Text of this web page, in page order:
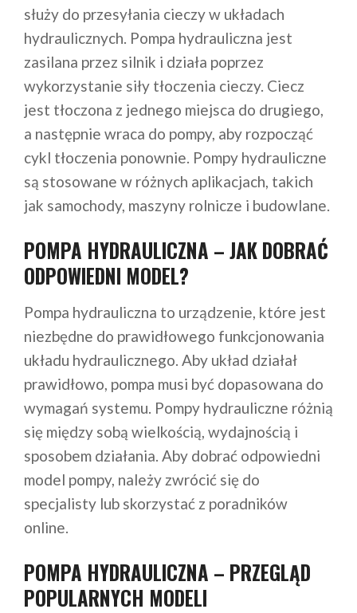
służy do przesyłania cieczy w układach
hydraulicznych. Pompa hydrauliczna jest
zasilana przez silnik i działa poprzez
wykorzystanie siły tłoczenia cieczy. Ciecz
jest tłoczona z jednego miejsca do drugiego,
a następnie wraca do pompy, aby rozpocząć
cykl tłoczenia ponownie. Pompy hydrauliczne
są stosowane w różnych aplikacjach, takich
jak samochody, maszyny rolnicze i budowlane.
POMPA HYDRAULICZNA – JAK DOBRAĆ
ODPOWIEDNI MODEL?
Pompa hydrauliczna to urządzenie, które jest
niezbędne do prawidłowego funkcjonowania
układu hydraulicznego. Aby układ działał
prawidłowo, pompa musi być dopasowana do
wymagań systemu. Pompy hydrauliczne różnią
się między sobą wielkością, wydajnością i
sposobem działania. Aby dobrać odpowiedni
model pompy, należy zwrócić się do
specjalisty lub skorzystać z poradników
online.
POMPA HYDRAULICZNA – PRZEGLĄD
POPULARNYCH MODELI